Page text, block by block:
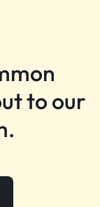
to our